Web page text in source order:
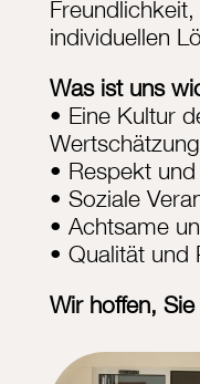
individuellen
Was ist uns
• Eine Kultur
Wertschätzung
• Respekt
• Soziale
• Achtsame
• Qualität und
Wir hoffen,